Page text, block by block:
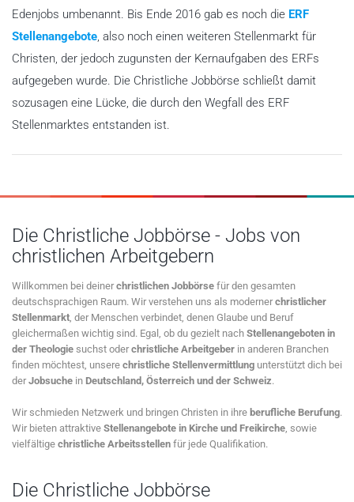
Edenjobs umbenannt. Bis Ende 2016 gab es noch die ERF
Stellenangebote , also noch einen weiteren Stellenmarkt für
Christen, der jedoch zugunsten der Kernaufgaben des ERFs
aufgegeben wurde. Die Christliche Jobbörse schließt damit
sozusagen eine Lücke, die durch den Wegfall des ERF
Stellenmarktes entstanden ist.
Die Christliche Jobbörse - Jobs von
christlichen Arbeitgebern
Willkommen bei deinerchristlichen Jobbörse für den gesamten
deutschsprachigen Raum. Wir verstehen uns als modernerchristlicher
Stellenmarkt , der Menschen verbindet, denen Glaube und Beruf
gleichermaßen wichtig sind. Egal, ob du gezielt nach Stellenangeboten in
der Theologie suchst oderchristliche Arbeitgeber in anderen Branchen
finden möchtest, unsere christliche Stellenvermittlung unterstützt dich bei
derJobsuche in Deutschland, Österreich und der Schweiz.
Wir schmieden Netzwerk und bringen Christen in ihre berufliche Berufung.
Wir bieten attraktive Stellenangebote in Kirche und Freikirche , sowie
vielfältige christliche Arbeitsstellen für jede Qualifikation.
Die Christliche Jobbörse